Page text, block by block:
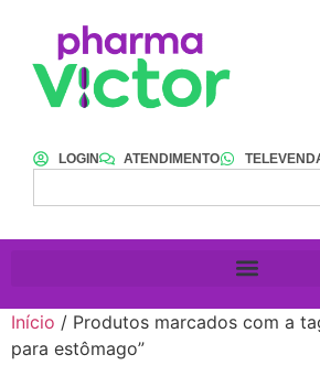
LOGIN ATENDIMENTO
Início / Produtos marcados com a
para estômago”